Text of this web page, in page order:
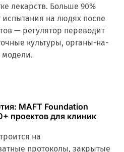
лекарств. Больше 90%
на людях после
— регулятор переводит
культуры, органы-на-
модели.
MAFT Foundation
проектов для клиник
на
протоколы, закрытые